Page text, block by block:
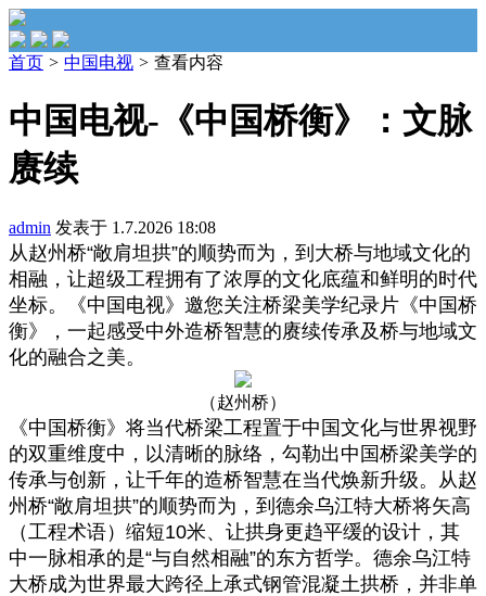
首页 > 中国电视 > 查看内容
中国电视-《中国桥衡》：文脉
赓续
admin 发表于 1.7.2026 18:08
从赵州桥“敞肩坦拱”的顺势而为，到大桥与地域文化的
相融，让超级工程拥有了浓厚的文化底蕴和鲜明的时代
坐标。《中国电视》邀您关注桥梁美学纪录片《中国桥
衡》，一起感受中外造桥智慧的赓续传承及桥与地域文
化的融合之美。
（赵州桥）
《中国桥衡》将当代桥梁工程置于中国文化与世界视野
的双重维度中，以清晰的脉络，勾勒出中国桥梁美学的
传承与创新，让千年的造桥智慧在当代焕新升级。从赵
州桥“敞肩坦拱”的顺势而为，到德余乌江特大桥将矢高
（工程术语）缩短10米、让拱身更趋平缓的设计，其
中一脉相承的是“与自然相融”的东方哲学。德余乌江特
大桥成为世界最大跨径上承式钢管混凝土拱桥，并非单